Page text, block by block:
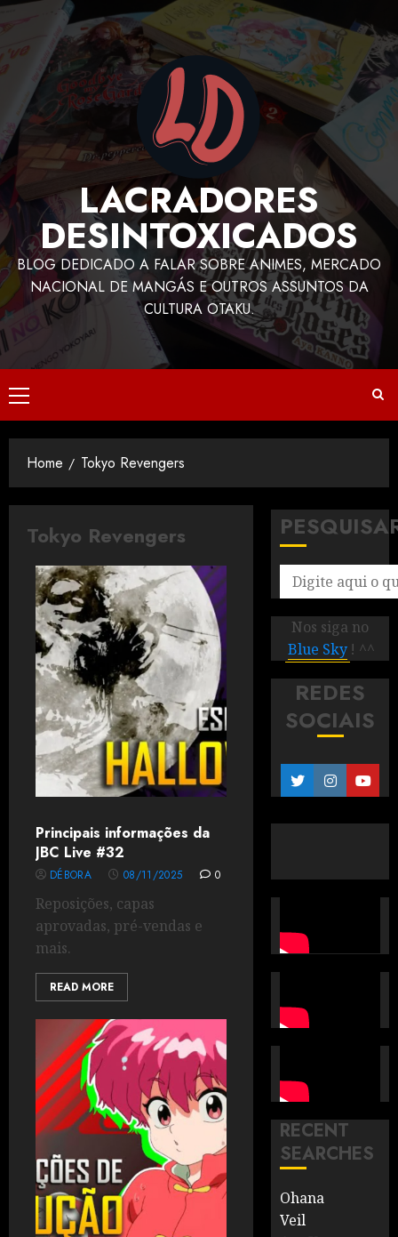
LACRADORES
DESINTOXICADOS
BLOG DEDICADO A FALAR SOBRE ANIMES, MERCADO
NACIONAL DE MANGÁS E OUTROS ASSUNTOS DA
CULTURA OTAKU.
Home Tokyo Revengers
Tokyo Revengers
Principais informações da
JBC Live #32
DÉBORA 08/11/2025 0
Reposições, capas
aprovadas, pré-vendas e
mais.
READ MORE
Nos siga no
Blue Sky ! ^^
REDES
SOCIAIS
RECENT
SEARCHES
Ohana
Veil